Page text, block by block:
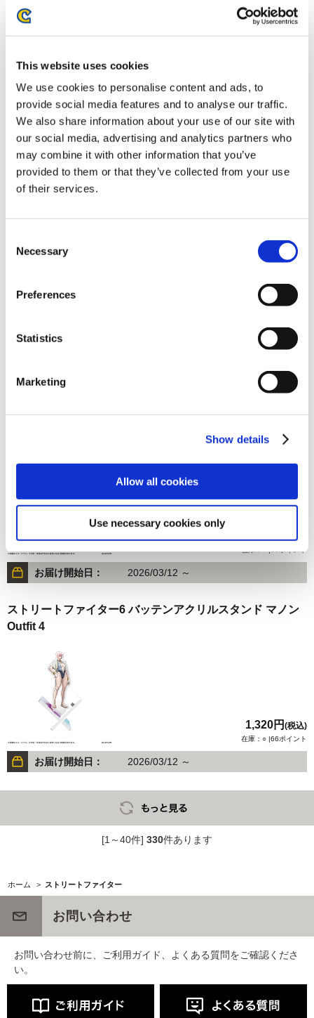
This website uses cookies
We use cookies to personalise content and ads, to
provide social media features and to analyse our traffic.
We also share information about your use of our site with
our social media, advertising and analytics partners who
may combine it with other information that you’ve
provided to them or that they’ve collected from your use
of their services.
Selection
Necessary
Preferences
Statistics
Marketing
Show details
Allow all cookies
Use necessary cookies only
ストリートファイター6 バッテンアクリルスタンド ジェイ
1,320円(税込)
ストリートファイター6 バッテンアクリルスタンド ベガ
1,320円(税込)
お届け開始日：
(税込)
在庫：○ |66ポイント
お届け開始日： 2026/03/12 ～
ストリートファイター6 バッテンアクリルスタンド マノン
Outfit 4
1,320円 (税込)
在庫：○ |66ポイント
お届け開始日： 2026/03/12 ～
[1～40件] 330件あります
ホーム > ストリートファイター
お問い合わせ
お問い合わせ前に、ご利用ガイド、よくある質問をご確認くださ
い。